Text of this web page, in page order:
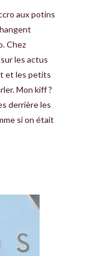
aux potins
Chez
les actus
et les petits
Mon kiff ?
derrière les
si on était